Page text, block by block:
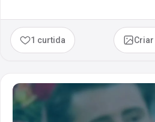
1 curtida